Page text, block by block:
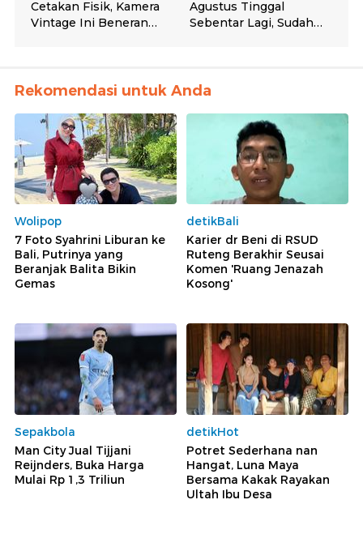
Rekomendasi untuk Anda
Wolipop
7 Foto Syahrini Liburan ke
Bali, Putrinya yang
Beranjak Balita Bikin
Gemas
detikBali
Karier dr Beni di RSUD
Ruteng Berakhir Seusai
Komen 'Ruang Jenazah
Kosong'
Sepakbola
Man City Jual Tijjani
Reijnders, Buka Harga
Mulai Rp 1,3 Triliun
detikHot
Potret Sederhana nan
Hangat, Luna Maya
Bersama Kakak Rayakan
Ultah Ibu Desa